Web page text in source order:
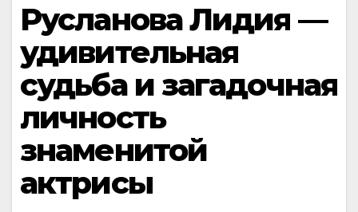
Русланова Лидия —
удивительная
судьба и загадочная
личность
знаменитой
актрисы